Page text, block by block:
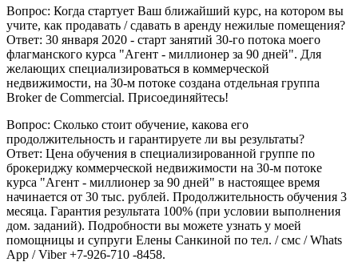
Вопрос: Когда стартует Ваш ближайший курс, на котором вы
учите, как продавать / сдавать в аренду нежилые помещения?
Ответ: 30 января 2020 - старт занятий 30-го потока моего
флагманского курса "Агент - миллионер за 90 дней". Для
желающих специализироваться в коммерческой
недвижимости, на 30-м потоке создана отдельная группа
Broker de Commercial. Присоединяйтесь!
Вопрос: Сколько стоит обучение, какова его
продолжительность и гарантируете ли вы результаты?
Ответ: Цена обучения в специализированной группе по
брокериджу коммерческой недвижимости на 30-м потоке
курса "Агент - миллионер за 90 дней" в настоящее время
начинается от 30 тыс. рублей. Продолжительность обучения 3
месяца. Гарантия результата 100% (при условии выполнения
дом. заданий). Подробности вы можете узнать у моей
помощницы и супруги Елены Санкиной по тел. / смс / Whats
App / Viber +7-926-710 -8458.